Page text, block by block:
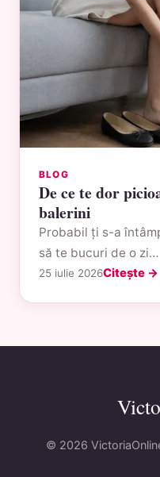
BLOG
De ce te dor
balerini
Probabil ți s-a
să te bucuri de o zi…
25 iulie 2026Citește →
© 2026